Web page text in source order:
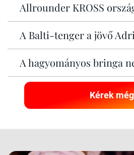
Allrounder KROSS
A Balti-tenger a jövő
A hagyományos bringa
Kérek